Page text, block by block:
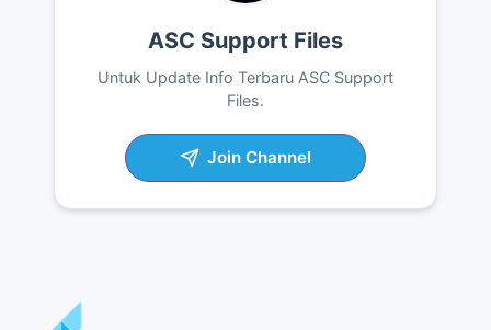
ASC Support Files
Untuk Update Info Terbaru ASC Support
Files.
Join Channel